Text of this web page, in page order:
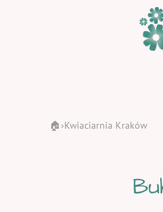
🏠 ›Kwiaciarnia Kraków